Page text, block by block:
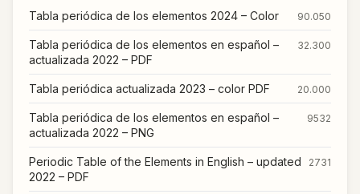
Tabla periódica de los elementos 2024 – Color 90.050
Tabla periódica de los elementos en español –
actualizada 2022 – PDF
32.300
Tabla periódica actualizada 2023 – color PDF 20.000
Tabla periódica de los elementos en español –
actualizada 2022 – PNG
9532
Periodic Table of the Elements in English – updated
2022 – PDF
2731